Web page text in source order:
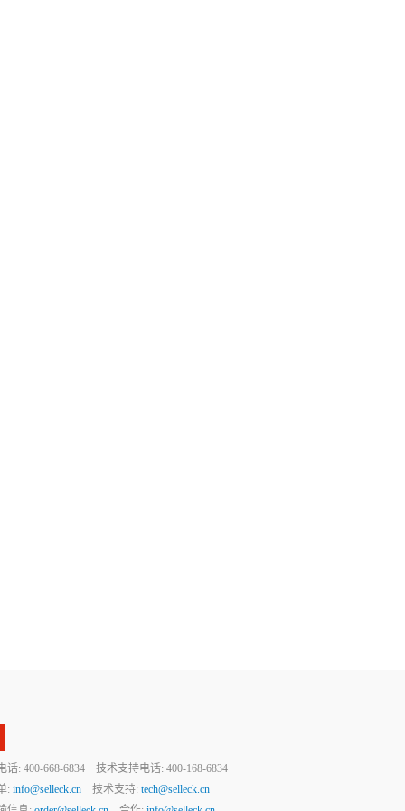
话: 400-668-6834 技术支持电话: 400-168-6834
: info@selleck.cn 技术支持: tech@selleck.cn